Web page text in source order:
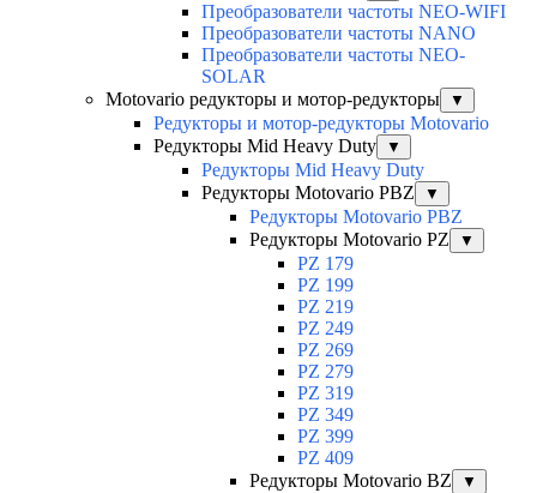
Преобразователи частоты NEO-WIFI
Преобразователи частоты NANO
Преобразователи частоты NEO-
SOLAR
Motovario редукторы и мотор-редукторы
▼
Редукторы и мотор-редукторы Motovario
Редукторы Mid Heavy Duty
▼
Редукторы Mid Heavy Duty
Редукторы Motovario PBZ
▼
Редукторы Motovario PBZ
Редукторы Motovario PZ
▼
PZ 179
PZ 199
PZ 219
PZ 249
PZ 269
PZ 279
PZ 319
PZ 349
PZ 399
PZ 409
Редукторы Motovario BZ
▼